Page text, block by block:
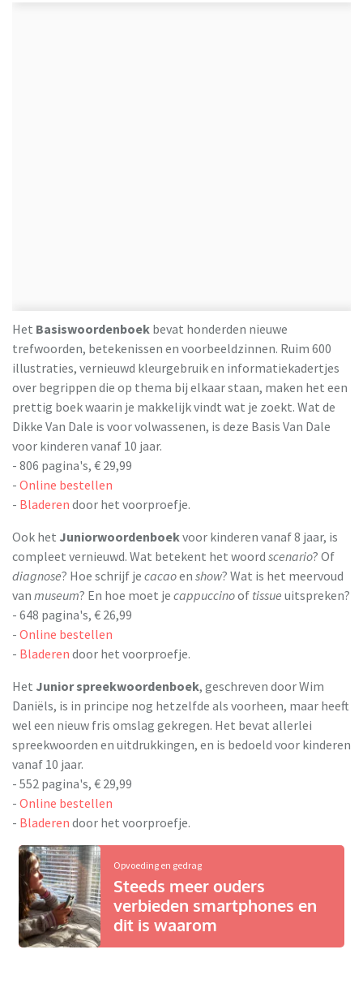
Het Basiswoordenboek bevat honderden nieuwe
trefwoorden, betekenissen en voorbeeldzinnen. Ruim 600
illustraties, vernieuwd kleurgebruik en informatiekadertjes
over begrippen die op thema bij elkaar staan, maken het een
prettig boek waarin je makkelijk vindt wat je zoekt. Wat de
Dikke Van Dale is voor volwassenen, is deze Basis Van Dale
voor kinderen vanaf 10 jaar.
- 806 pagina's, € 29,99
- Online bestellen
- Bladeren door het voorproefje.
Ook het Juniorwoordenboekvoor kinderen vanaf 8 jaar, is
compleet vernieuwd. Wat betekent het woord scenario? Of
diagnose? Hoe schrijf je cacaoen show? Wat is het meervoud
van museum? En hoe moet je cappuccinoof tissue uitspreken?
- 648 pagina's, € 26,99
- Online bestellen
- Bladeren door het voorproefje.
Het Junior spreekwoordenboek, geschreven door Wim
Daniëls, is in principe nog hetzelfde als voorheen, maar heeft
wel een nieuw fris omslag gekregen. Het bevat allerlei
spreekwoorden en uitdrukkingen, en is bedoeld voor kinderen
vanaf 10 jaar.
- 552 pagina's, € 29,99
- Online bestellen
- Bladeren door het voorproefje.
Opvoeding en gedrag
Steeds meer ouders
verbieden smartphones en
dit is waarom